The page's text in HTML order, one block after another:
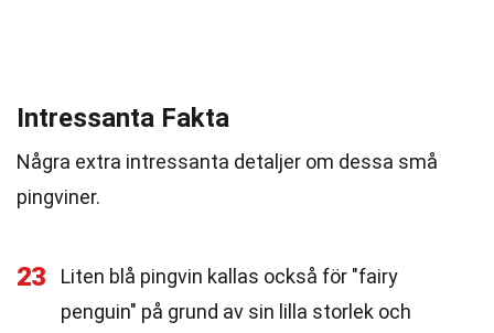
Intressanta Fakta
Några extra intressanta detaljer om dessa små
pingviner.
23
Liten blå pingvin kallas också för "fairy
penguin" på grund av sin lilla storlek och